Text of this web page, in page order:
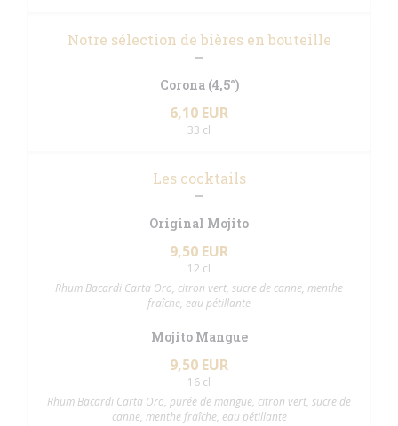
Notre sélection de bières en bouteille
Corona (4,5°)
6,10 EUR
33 cl
Les cocktails
Original Mojito
9,50 EUR
12 cl
Rhum Bacardi Carta Oro, citron vert, sucre de canne, menthe
fraîche, eau pétillante
Mojito Mangue
9,50 EUR
16 cl
Rhum Bacardi Carta Oro, purée de mangue, citron vert, sucre de
canne, menthe fraîche, eau pétillante